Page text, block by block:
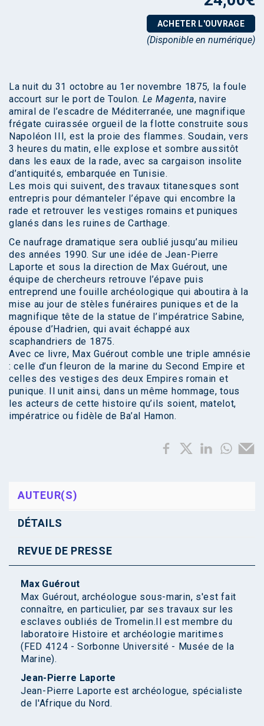
ACHETER L'OUVRAGE
(Disponible en numérique)
La nuit du 31 octobre au 1er novembre 1875, la foule
accourt sur le port de Toulon. Le Magenta, navire
amiral de l’escadre de Méditerranée, une magnifique
frégate cuirassée orgueil de la flotte construite sous
Napoléon III, est la proie des flammes. Soudain, vers
3 heures du matin, elle explose et sombre aussitôt
dans les eaux de la rade, avec sa cargaison insolite
d’antiquités, embarquée en Tunisie.
Les mois qui suivent, des travaux titanesques sont
entrepris pour démanteler l’épave qui encombre la
rade et retrouver les vestiges romains et puniques
glanés dans les ruines de Carthage.
Ce naufrage dramatique sera oublié jusqu’au milieu
des années 1990. Sur une idée de Jean-Pierre
Laporte et sous la direction de Max Guérout, une
équipe de chercheurs retrouve l’épave puis
entreprend une fouille archéologique qui aboutira à la
mise au jour de stèles funéraires puniques et de la
magnifique tête de la statue de l’impératrice Sabine,
épouse d’Hadrien, qui avait échappé aux
scaphandriers de 1875.
Avec ce livre, Max Guérout comble une triple amnésie
: celle d’un fleuron de la marine du Second Empire et
celles des vestiges des deux Empires romain et
punique. Il unit ainsi, dans un même hommage, tous
les acteurs de cette histoire qu’ils soient, matelot,
impératrice ou fidèle de Ba’al Hamon.
AUTEUR(S)
DÉTAILS
REVUE DE PRESSE
Max Guérout
Max Guérout, archéologue sous-marin, s'est fait
connaître, en particulier, par ses travaux sur les
esclaves oubliés de Tromelin.Il est membre du
laboratoire Histoire et archéologie maritimes
(FED 4124 - Sorbonne Université - Musée de la
Marine).
Jean-Pierre Laporte
Jean-Pierre Laporte est archéologue, spécialiste
de l'Afrique du Nord.